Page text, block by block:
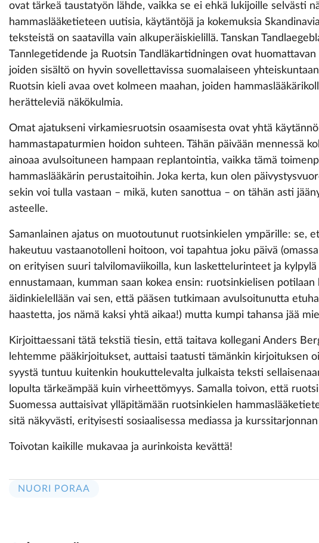
ovat tärkeä taustatyön lähde, vaikka se ei ehkä lukijoille selvästi
hammaslääketieteen uutisia, käytäntöjä ja kokemuksia
teksteistä on saatavilla vain alkuperäiskielillä. Tanskan
Tannlegetidende ja Ruotsin Tandläkartidningen ovat
joiden sisältö on hyvin sovellettavissa suomalaiseen
Ruotsin kieli avaa ovet kolmeen maahan, joiden
herätteleviä näkökulmia.
Omat ajatukseni virkamiesruotsin osaamisesta ovat yhtä
hammastapaturmien hoidon suhteen. Tähän päivään mennessä
ainoaa avulsoituneen hampaan replantointia, vaikka tämä
hammaslääkärin perustaitoihin. Joka kerta, kun olen
sekin voi tulla vastaan – mikä, kuten sanottua – on tähän asti
asteelle.
Samanlainen ajatus on muotoutunut ruotsinkielen ympärille: se,
hakeutuu vastaanotolleni hoitoon, voi tapahtua joku päivä
on erityisen suuri talvilomaviikoilla, kun laskettelurinteet ja kylpylä
ennustamaan, kumman saan kokea ensin: ruotsinkielisen potilaan
äidinkielellään vai sen, että pääsen tutkimaan avulsoitunutta
haastetta, jos nämä kaksi yhtä aikaa!) mutta kumpi tahansa jää
Kirjoittaessani tätä tekstiä tiesin, että taitava kollegani Anders
lehtemme pääkirjoitukset, auttaisi taatusti tämänkin kirjoituksen
syystä tuntuu kuitenkin houkuttelevalta julkaista teksti
lopulta tärkeämpää kuin virheettömyys. Samalla toivon, että
Suomessa auttaisivat ylläpitämään ruotsinkielen
sitä näkyvästi, erityisesti sosiaalisessa mediassa ja
Toivotan kaikille mukavaa ja aurinkoista kevättä!
NUORI PORAA